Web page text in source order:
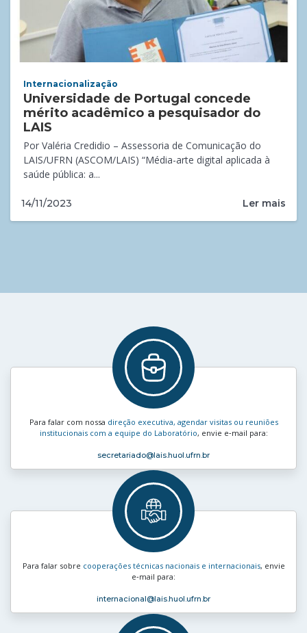
Internacionalização
Universidade de Portugal concede
mérito acadêmico a pesquisador do
LAIS
Por Valéria Credidio – Assessoria de Comunicação do
LAIS/UFRN (ASCOM/LAIS) “Média-arte digital aplicada à
saúde pública: a...
14/11/2023 Ler mais
Para falar com nossa direção executiva, agendar visitas ou reuniões
institucionais com a equipe do Laboratório, envie e‑mail para:
secretariado@lais.huol.ufrn.br
Para falar sobre cooperações técnicas nacionais e internacionais, envie
e‑mail para:
internacional@lais.huol.ufrn.br